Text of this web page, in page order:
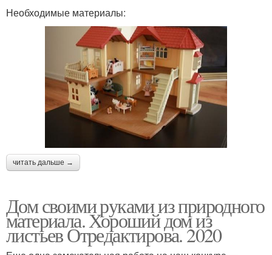
Необходимые материалы:
читать дальше →
Дом своими руками из природного
материала. Хороший дом из
листьев Отредактирова. 2020